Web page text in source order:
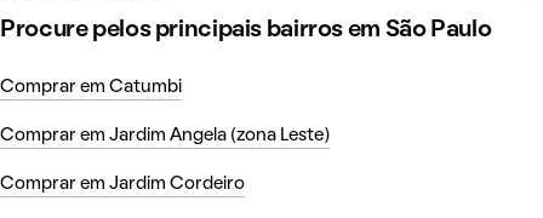
Procure pelos principais bairros em São Paulo
Comprar em Catumbi
Comprar em Jardim Angela (zona Leste)
Comprar em Jardim Cordeiro